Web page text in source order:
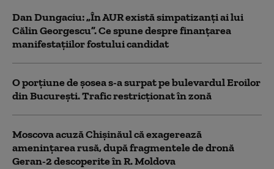
Dan Dungaciu: „În AUR există simpatizanți ai lui
Călin Georgescu”. Ce spune despre finanțarea
manifestațiilor fostului candidat
O porțiune de șosea s-a surpat pe bulevardul Eroilor
din București. Trafic restricționat în zonă
Moscova acuză Chișinăul că exagerează
amenințarea rusă, după fragmentele de dronă
Geran-2 descoperite în R. Moldova